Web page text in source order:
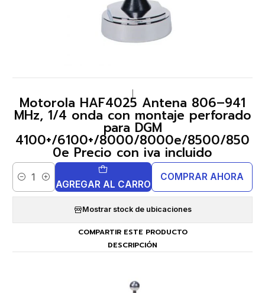
Motorola HAF4025 Antena 806–941
MHz, 1/4 onda con montaje perforado
para DGM
4100+/6100+/8000/8000e/8500/850
0e Precio con iva incluido
Cantidad AGREGAR AL CARRO
COMPRAR AHORA
Mostrar stock de ubicaciones
COMPARTIR ESTE PRODUCTO
DESCRIPCIÓN